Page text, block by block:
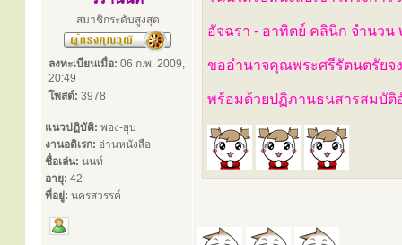
สมาชิกระดับสูงสุด
ลงทะเบียนเมื่อ: 06 ก.พ. 2009,
20:49
โพสต์: 3978
แนวปฏิบัติ: พอง-ยุบ
งานอดิเรก: อ่านหนังสือ
ชื่อเล่น: นนท์
อายุ: 42
ที่อยู่: นครสวรรค์
อัจฉรา - อาทิตย์ คลินิก จำนวน
ขออำนาจคุณพระศรีรัตนตรัยจ
พร้อมด้วยปฏิภานธนสารสมบัติ